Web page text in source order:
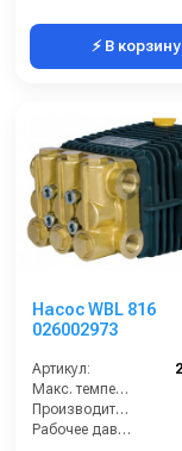
⚡ В корзину
Насос WBL 816
026002973
Артикул:
Макс. температура воды (°C):
Производительность (л/мин):
Рабочее давление (бар):